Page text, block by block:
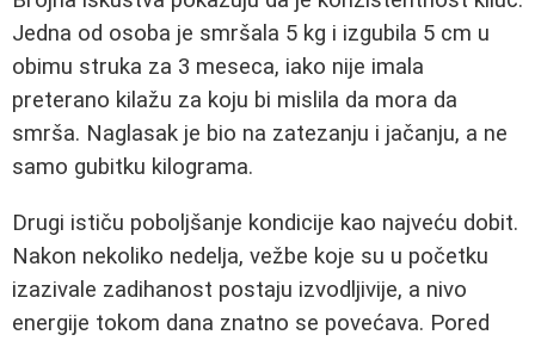
Jedna od osoba je smršala 5 kg i izgubila 5 cm u
obimu struka za 3 meseca, iako nije imala
preterano kilažu za koju bi mislila da mora da
smrša. Naglasak je bio na zatezanju i jačanju, a ne
samo gubitku kilograma.
Drugi ističu poboljšanje kondicije kao najveću dobit.
Nakon nekoliko nedelja, vežbe koje su u početku
izazivale zadihanost postaju izvodljivije, a nivo
energije tokom dana znatno se povećava. Pored